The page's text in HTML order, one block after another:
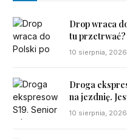
Drop wraca
tu przetrwać?
10 sierpnia, 2026
Droga
na jezdnię.
10 sierpnia, 2026